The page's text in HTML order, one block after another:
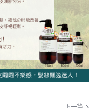
下一篇